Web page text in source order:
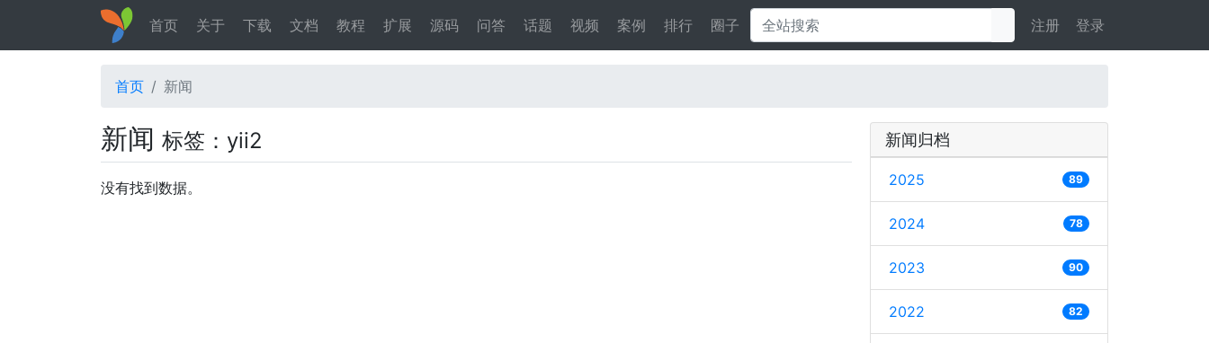
首页 关于 下载 文档 教程 扩展 源码 问答 话题 视频 案例 排行 圈子 注册 登录
首页 新闻
新闻 标签：yii2
没有找到数据。
新闻归档
2025 89
2024 78
2023 90
2022 82